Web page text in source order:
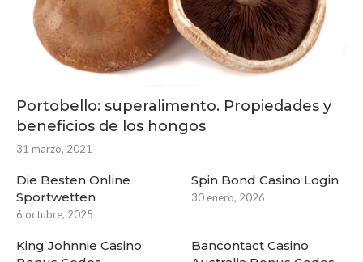
Portobello: superalimento. Propiedades y
beneficios de los hongos
31 marzo, 2021
Die Besten Online
Sportwetten
6 octubre, 2025
Spin Bond Casino Login
30 enero, 2026
King Johnnie Casino
Bancontact Casino